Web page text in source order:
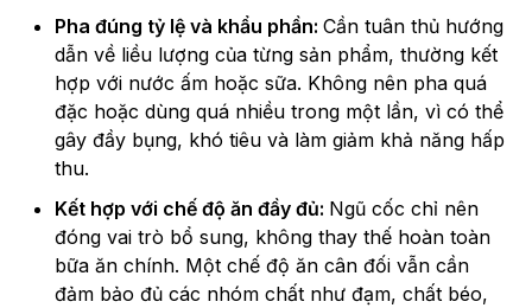
Pha đúng tỷ lệ và khẩu phần: Cần tuân thủ hướng
dẫn về liều lượng của từng sản phẩm, thường kết
hợp với nước ấm hoặc sữa. Không nên pha quá
đặc hoặc dùng quá nhiều trong một lần, vì có thể
gây đầy bụng, khó tiêu và làm giảm khả năng hấp
thu.
Kết hợp với chế độ ăn đầy đủ: Ngũ cốc chỉ nên
đóng vai trò bổ sung, không thay thế hoàn toàn
bữa ăn chính. Một chế độ ăn cân đối vẫn cần
đảm bảo đủ các nhóm chất như đạm, chất béo,